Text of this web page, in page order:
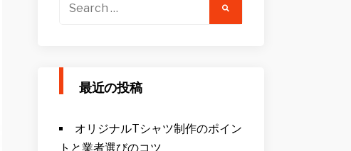
最近の投稿
オリジナルTシャツ制作のポイン
トと業者選びのコツ